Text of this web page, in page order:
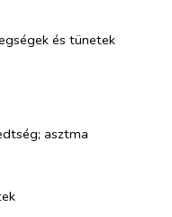
és tünetek
asztma